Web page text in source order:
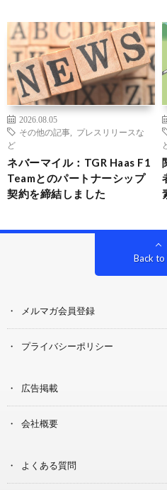
2026.08.05
その他の記事
プレスリリースな
ど
ネバーマイル：TGR Haas F1
Teamとのパートナーシップ
契約を締結しました
Back to
メルマガ会員登録
プライバシーポリシー
広告掲載
会社概要
よくある質問